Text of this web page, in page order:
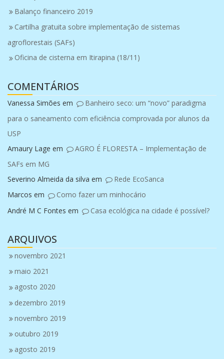
Balanço financeiro 2019
Cartilha gratuita sobre implementação de sistemas
agroflorestais (SAFs)
Oficina de cisterna em Itirapina (18/11)
COMENTÁRIOS
Vanessa Simões em
Banheiro seco: um “novo” paradigma
para o saneamento com eficiência comprovada por alunos da
USP
Amaury Lage em
AGRO É FLORESTA – Implementação de
SAFs em MG
Severino Almeida da silva em
Rede EcoSanca
Marcos em
Como fazer um minhocário
André M C Fontes em Casa ecológica na cidade é possível?
ARQUIVOS
novembro 2021
maio 2021
agosto 2020
dezembro 2019
novembro 2019
outubro 2019
agosto 2019